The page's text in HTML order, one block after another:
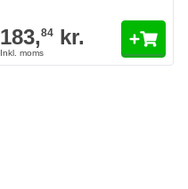
183,84 kr.